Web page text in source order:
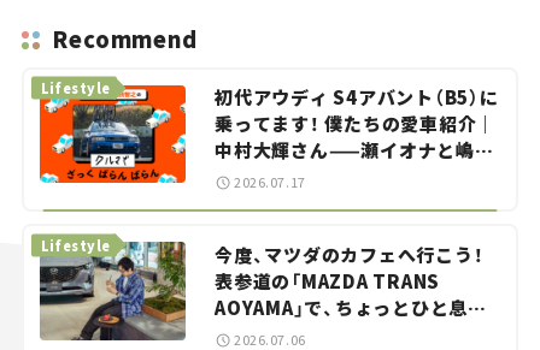
Recommend
初代アウディ S4アバント（B5）に
乗ってます！ 僕たちの愛車紹介｜
中村大輝さん——瀬イオナと嶋田
智之の「クルマでざっくばらんば
らん！」＃20
Lifestyle
2026.07.17
今度、マツダのカフェへ行こう！
表参道の「MAZDA TRANS
AOYAMA」で、ちょっとひと息。
——連載｜CCGとクルマでどうす
Lifestyle
2026.07.06